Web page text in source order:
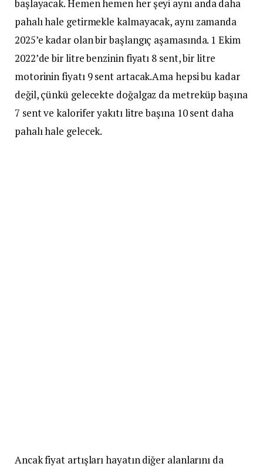
başlayacak. Hemen hemen her şeyi aynı anda daha
pahalı hale getirmekle kalmayacak, aynı zamanda
2025’e kadar olan bir başlangıç aşamasında. 1 Ekim
2022’de bir litre benzinin fiyatı 8 sent, bir litre
motorinin fiyatı 9 sent artacak.Ama hepsi bu kadar
değil, çünkü gelecekte doğalgaz da metreküp başına
7 sent ve kalorifer yakıtı litre başına 10 sent daha
pahalı hale gelecek.
Ancak fiyat artışları hayatın diğer alanlarını da